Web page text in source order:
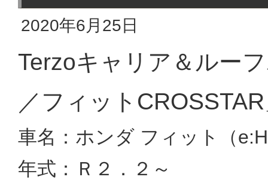
2020年6月25日
Terzoキャリア＆ルー
／フィット
車名：ホンダ フィット（
年式：Ｒ２．２～